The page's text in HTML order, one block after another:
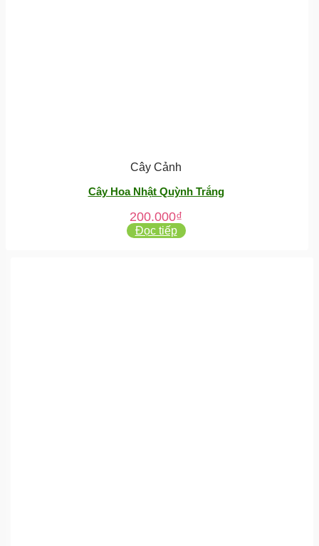
Cây Cảnh
Cây Hoa Nhật Quỳnh Trắng
200.000₫
Đọc tiếp